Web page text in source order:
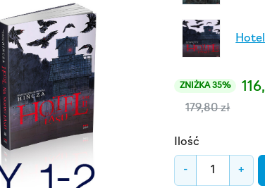
Hotel
ZNIŻKA 35%
179,80 zł
Ilość
- +